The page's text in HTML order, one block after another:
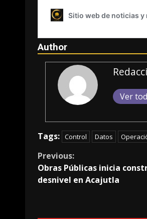
Author
Ver
Tags: Control Datos
Continue
Reading
Previous:
Obras Públicas inicia
desnivel en Acajutla